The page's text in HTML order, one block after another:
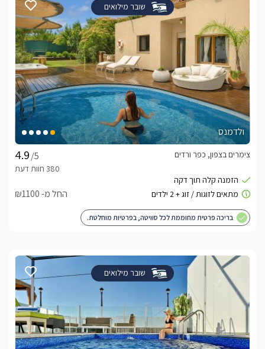
שובר מילואים
ולדמנס
/5
צימרים בצפון, כפר ורדים
החל מ- ₪1100
בריכה פרטית מחוממת לכל סוויטה, בפרטיות מוחלטת.
שובר מילואים